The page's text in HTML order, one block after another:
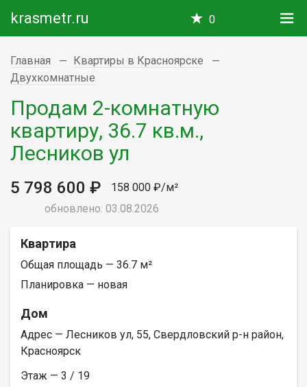
krasmetr.ru 0
Главная
Квартиры в Красноярске
Двухкомнатные
Продам 2-комнатную
квартиру, 36.7 кв.м.,
Лесников ул
5 798 600 ₽
158 000 ₽/м²
обновлено: 03.08.2026
Квартира
Общая площадь — 36.7 м²
Планировка — новая
Дом
Адрес — Лесников ул, 55, Свердловский р-н район,
Красноярск
Этаж — 3 / 19